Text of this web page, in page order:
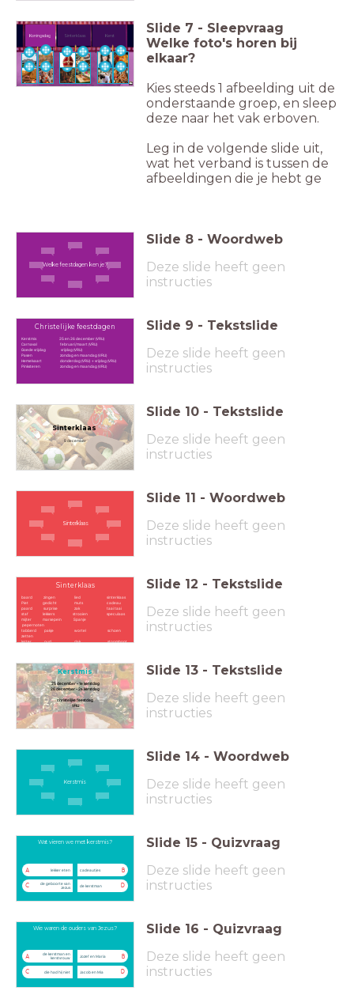
Koningsdag Sinterklaas Kerst
Slide 7 - Sleepvraag
Welke foto's horen bij
elkaar?
Kies steeds 1 afbeelding uit de
onderstaande groep, en sleep
deze naar het vak erboven.
Leg in de volgende slide uit,
wat het verband is tussen de
afbeeldingen die je hebt ge
Welke feestdagen ken je?
Slide 8 - Woordweb
Deze slide heeft geen
instructies
Christelijke feestdagen
Kerstmis 25 en 26 december (VRIJ)
Carnaval februari/maart (VRIJ)
Goede vrijdag vrijdag (VRIJ)
Pasen zondag en maandag (VRIJ)
Hemelvaart donderdag (VRIJ) + vrijdag (VRIJ)
Pinksteren zondag en maandag (VRIJ)
Slide 9 - Tekstslide
Deze slide heeft geen
instructies
Sinterklaas
5 december
Slide 10 - Tekstslide
Deze slide heeft geen
instructies
Sinterklaas
Slide 11 - Woordweb
Deze slide heeft geen
instructies
Sinterklaas
baard zingen lied sinterklaas
Piet gedicht muts cadeau
paard surprise zak taai taai
staf lekkers strooien speculaas
mijter marsepein Spanje
pepernoten
tabberd pakje wortel schoen
zetten
letter oud dak stoomboot
Slide 12 - Tekstslide
Deze slide heeft geen
instructies
Kerstmis
25 december - 1e kerstdag
26 december - 2e kerstdag
christelijke feestdag
VRIJ
Slide 13 - Tekstslide
Deze slide heeft geen
instructies
Kerstmis
Slide 14 - Woordweb
Deze slide heeft geen
instructies
Wat vieren we met kerstmis?
A lekker eten B
cadeautjes
C
de geboorte van
Jezus
D
de kerstman
Slide 15 - Quizvraag
Deze slide heeft geen
instructies
Wie waren de ouders van Jezus?
A
de kerstman en
kerstvrouw
B
Jozef en Maria
C die had hij niet D
Jacob en Mia
Slide 16 - Quizvraag
Deze slide heeft geen
instructies